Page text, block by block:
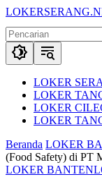
Langsung
konten
Lowongan
Kerja
Serang
SekitarnyaLOKER
LOKER
LOKER
LOKER
Beranda LOKER
(Food Safety) di PT
LOKER BANTEN